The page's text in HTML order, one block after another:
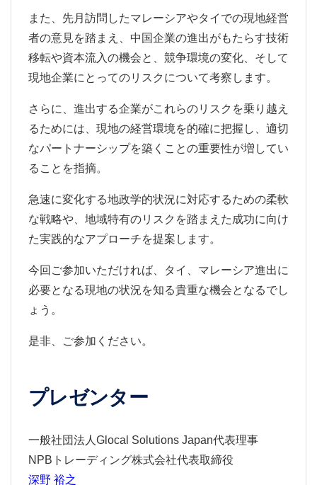
また、先月訪問したマレーシアやタイでの現地経営
者の意見を踏まえ、中国企業の進出がもたらす技術
移転や資本流入の機会と、競争環境の変化、そして
現地企業にとってのリスクについて考察します。
さらに、進出する企業がこれらのリスクを乗り越え
るためには、現地の経営環境を的確に把握し、適切
なパートナーシップを築くことの重要性が増してい
ることを指摘。
急速に変化する地政学的状況に対応するための柔軟
な戦略や、地域特有のリスクを踏まえた成功に向け
た実践的なアプローチを提案します。
今回ご参加いただければ、タイ、マレーシア進出に
必要となる現地の状況を知る貴重な機会となるでし
ょう。
是非、ご参加ください。
プレゼンター
一般社団法人Glocal Solutions Japan代表理事
NPBトレーディング株式会社代表取締役
深野 裕之